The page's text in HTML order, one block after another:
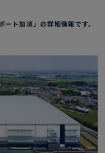
ト加須」の詳細情報です。